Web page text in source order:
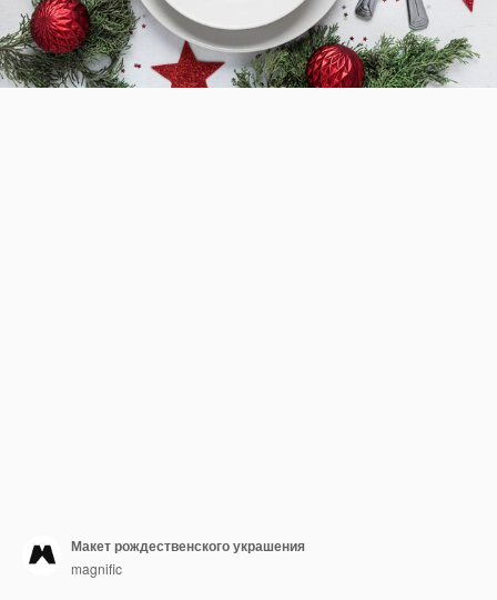
Макет рождественского украшения
magnific